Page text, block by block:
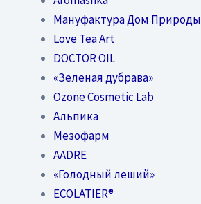
Мануфактура Дом Природы
Love Tea Art
DOCTOR OIL
«Зеленая дубрава»
Ozone Cosmetic Lab
Альпика
Мезофарм
AADRE
«Голодный леший»
EСОLATIER®